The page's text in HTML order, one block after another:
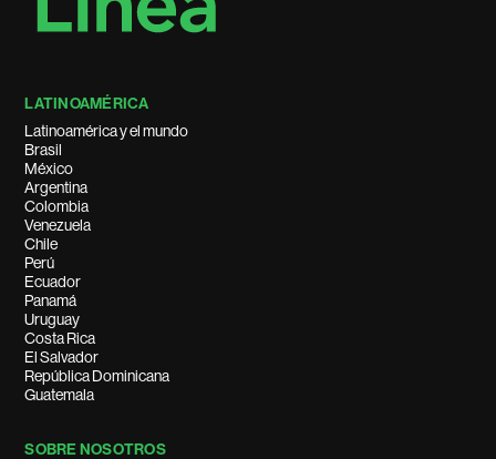
LATINOAMÉRICA
Latinoamérica y el mundo
Brasil
México
Argentina
Colombia
Venezuela
Chile
Perú
Ecuador
Panamá
Uruguay
Costa Rica
El Salvador
República Dominicana
Guatemala
SOBRE NOSOTROS